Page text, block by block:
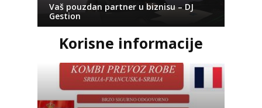
Vaš pouzdan partner u biznisu – DJ
Gestion
Korisne informacije